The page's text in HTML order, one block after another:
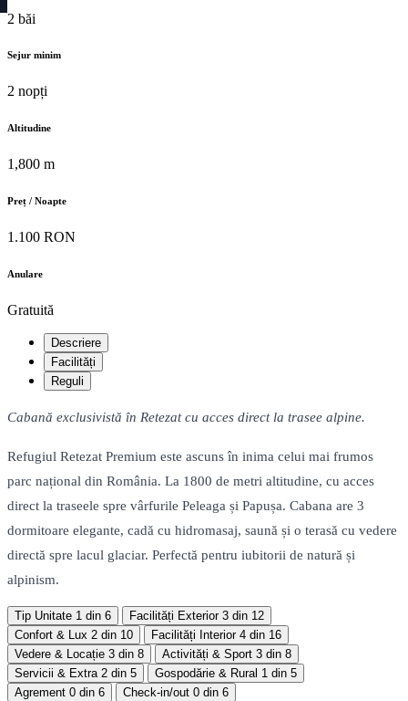
2 băi
Sejur minim
2 nopți
Altitudine
1,800 m
Preț / Noapte
1.100 RON
Anulare
Gratuită
Descriere
Facilități
Reguli
Cabană exclusivistă în Retezat cu acces direct la trasee alpine.
Refugiul Retezat Premium este ascuns în inima celui mai frumos
parc național din România. La 1800 de metri altitudine, cu acces
direct la traseele spre vârfurile Peleaga și Papușa. Cabana are 3
dormitoare elegante, cadă cu hidromasaj, saună și o terasă cu vedere
directă spre lacul glaciar. Perfectă pentru iubitorii de natură și
alpinism.
Tip Unitate 1 din 6 Facilități Exterior 3 din 12
Confort & Lux 2 din 10 Facilități Interior 4 din 16
Vedere & Locație 3 din 8 Activități & Sport 3 din 8
Servicii & Extra 2 din 5 Gospodărie & Rural 1 din 5
Agrement 0 din 6 Check-in/out 0 din 6